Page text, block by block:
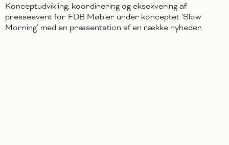
Konceptudvikling, koordinering og eksekvering af
presseevent for FDB Møbler under konceptet ’Slow
Morning’ med en præsentation af en række nyheder.